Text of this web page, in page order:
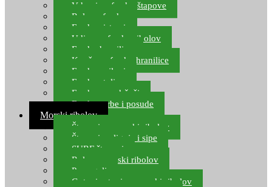
Vrhovi za feeder štapove
Role za feeder
Feeder sistemi
Udice za feeder ribolov
Feeder hranilice
Kopče za feeder hranilice
Feeder najloni
Feeder stolice
Feeder arm držači
Feeder torbe i posude
Morski ribolov
Štapovi za morski ribolov
Štapovi za lignje i sipe
SURF štapovi
Role za morski ribolov
Parangali
Gotovi setovi za morski ribolov